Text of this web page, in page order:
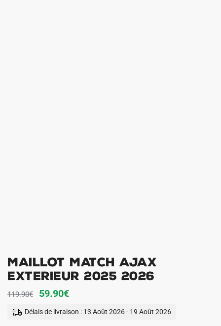
Maillot Match Ajax
Exterieur 2025 2026
119.90€
Le
prix
59.90€Le
Délais de livraison : 13 Août 2026 - 19 Août 2026